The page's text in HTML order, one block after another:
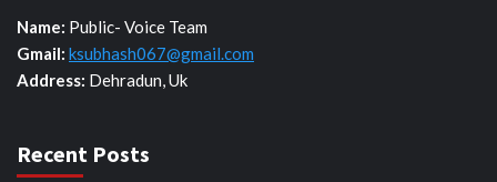
Name: Public- Voice Team
Gmail: ksubhash067@gmail.com
Address: Dehradun, Uk
Recent Posts